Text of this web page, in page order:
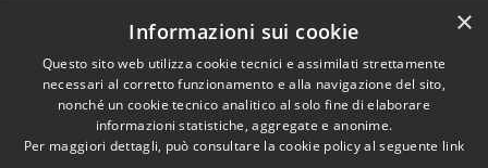
RSS
Accessibilità
Cookie
© 2021 - 2026 Comune di
Chiavari -Area Riservata
×
Informazioni sui cookie
Questo sito web utilizza cookie tecnici e assimilati strettamente
necessari al corretto funzionamento e alla navigazione del sito,
nonché un cookie tecnico analitico al solo fine di elaborare
informazioni statistiche, aggregate e anonime.
Per maggiori dettagli, può consultare la cookie policy al seguente link